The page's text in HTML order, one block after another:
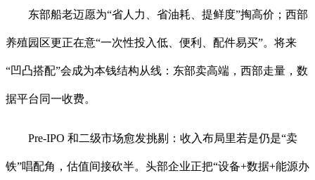
东部船老迈愿为“省人力、省油耗、提鲜度”掏高价；西部
养殖园区更正在意“一次性投入低、便利、配件易买”。将来
“凹凸搭配”会成为本钱结构从线：东部卖高端，西部走量，数
据平台同一收费。
Pre-IPO 和二级市场愈发挑剔：收入布局里若是仍是“卖
铁”唱配角，估值间接砍半。头部企业正把“设备+数据+能源办